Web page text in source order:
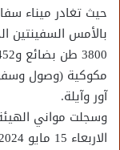
حيث تغادر ميناء
بالأمس السفينتين
مكوكية (وصول
آور وآيلة.
وسجلت مواني الهيئة وصول
الاربعاء 15 مايو 2024